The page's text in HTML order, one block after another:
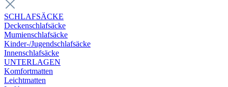
SCHLAFSÄCKE
Deckenschlafsäcke
Mumienschlafsäcke
Kinder-/Jugendschlafsäcke
Innenschlafsäcke
UNTERLAGEN
Komfortmatten
Leichtmatten